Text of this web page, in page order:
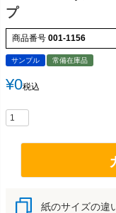
プ
商品番号 001-1156
サンプル 常備在庫品
¥0税込
紙のサイズの違